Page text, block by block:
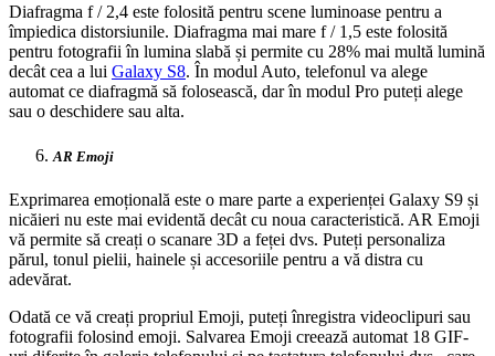
Diafragma f / 2,4 este folosită pentru scene luminoase pentru a
împiedica distorsiunile. Diafragma mai mare f / 1,5 este folosită
pentru fotografii în lumina slabă și permite cu 28% mai multă lumină
decât cea a lui Galaxy S8. În modul Auto, telefonul va alege
automat ce diafragmă să folosească, dar în modul Pro puteți alege
sau o deschidere sau alta.
AR Emoji
Exprimarea emoțională este o mare parte a experienței Galaxy S9 și
nicăieri nu este mai evidentă decât cu noua caracteristică. AR Emoji
vă permite să creați o scanare 3D a feței dvs. Puteți personaliza
părul, tonul pielii, hainele și accesoriile pentru a vă distra cu
adevărat.
Odată ce vă creați propriul Emoji, puteți înregistra videoclipuri sau
fotografii folosind emoji. Salvarea Emoji creează automat 18 GIF-